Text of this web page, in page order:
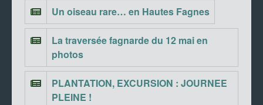
Un oiseau rare… en Hautes Fagnes
La traversée fagnarde du 12 mai en
photos
PLANTATION, EXCURSION : JOURNEE
PLEINE !